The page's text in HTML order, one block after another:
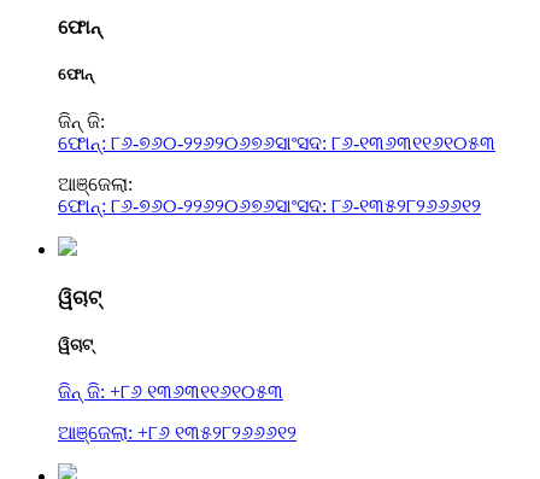
ଫୋନ୍
ଫୋନ୍
ଜିନ୍ ଜି:
ଫୋନ୍: ୮୬-୭୬୦-୨୨୬୨୦୬୭୬ସାଂସଦ: ୮୬-୧୩୬୩୧୧୬୧୦୫୩
ଆଞ୍ଜେଲା:
ଫୋନ୍: ୮୬-୭୬୦-୨୨୬୨୦୬୭୬ସାଂସଦ: ୮୬-୧୩୫୨୮୨୬୬୬୧୨
ୱିଚାଟ୍
ୱିଚାଟ୍
ଜିନ୍ ଜି: +୮୬ ୧୩୬୩୧୧୬୧୦୫୩
ଆଞ୍ଜେଲା: +୮୬ ୧୩୫୨୮୨୬୬୬୧୨